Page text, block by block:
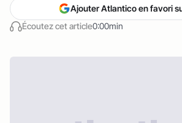
Écoutez cet article0:00min
Ajouter Atlantico en favori